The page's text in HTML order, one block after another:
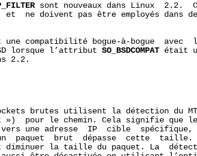
sont nouveaux dans Linux  2.2.
et  ne doivent pas être employés dans
une compatibilité bogue-à-bogue  avec
lorsque l’attribut
SO_BSDCOMPAT était
2.2.
brutes utilisent la détection du
»)  pour le chemin. Cela signifie que
une adresse  IP  cible  spécifique,
paquet  brut  dépasse  cette  taille.
diminuer la taille du paquet. La